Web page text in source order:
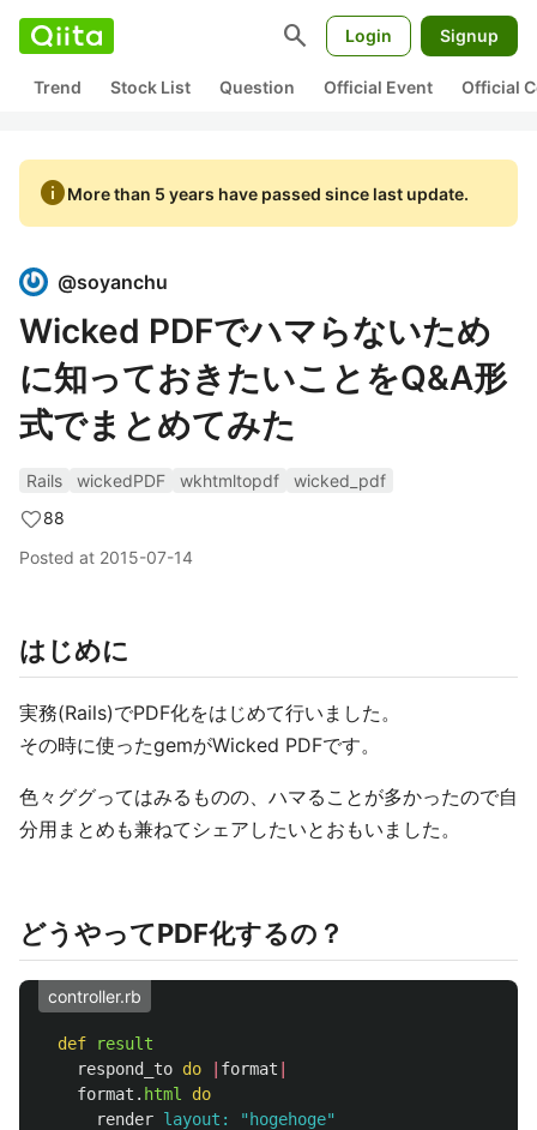
search Login Signup
Trend Stock List Question Official Event Official
infoMore than 5 years have passed since last update.
@soyanchu
Wicked PDFでハマらないため
に知っておきたいことをQ&A形
式でまとめてみた
Rails wickedPDF wkhtmltopdf
wicked_pdf
88
Posted at 2015-07-14
はじめに
実務(Rails)でPDF化をはじめて行いました。
その時に使ったgemがWicked PDFです。
色々ググってはみるものの、ハマることが多かったので自
分用まとめも兼ねてシェアしたいとおもいました。
どうやってPDF化するの？
controller.rb
def
result
respond_to do format
format . html
do
render layout:
"hogehoge"